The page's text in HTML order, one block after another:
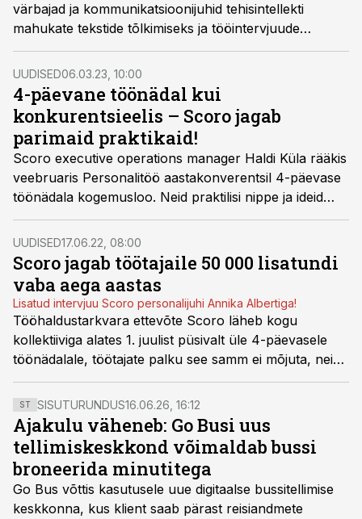
värbajad ja kommunikatsioonijuhid tehisintellekti
mahukate tekstide tõlkimiseks ja tööintervjuude
läbiviimiseks, Eesti Energias ja suuremates pankades
katsetatakse virtuaalset assistenti. Loe pikemalt
personalijuhtide kommentaare AI kasutamisest
igapäevases töös.
UUDISED06.03.23, 10:00
4-päevane töönädal kui
konkurentsieelis – Scoro jagab
parimaid praktikaid!
Scoro executive operations manager Haldi Küla rääkis
veebruaris Personalitöö aastakonverentsil 4-päevase
töönädala kogemusloo. Neid praktilisi nippe ja ideid
saavad kasutada teisedki.
UUDISED17.06.22, 08:00
Scoro jagab töötajaile 50 000 lisatundi
vaba aega aastas
Lisatud intervjuu Scoro personalijuhi Annika Albertiga!
Tööhaldustarkvara ettevõte Scoro läheb kogu
kollektiiviga alates 1. juulist püsivalt üle 4-päevasele
töönädalale, töötajate palku see samm ei mõjuta, neid
ei vähendata. Ettevõte on veendunud, et muudatuse
eduka elluviimise tagavad põhjalik ettevalmistus ja
õiged töövahendid.
ST SISUTURUNDUS16.06.26, 16:12
Ajakulu väheneb: Go Busi uus
tellimiskeskkond võimaldab bussi
broneerida minutitega
Go Bus võttis kasutusele uue digitaalse bussitellimise
keskkonna, kus klient saab pärast reisiandmete